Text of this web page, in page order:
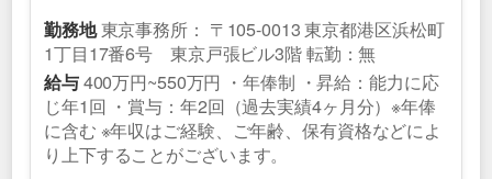
勤務地東京事務所： 〒105-0013 東京都港区浜松町
1丁目17番6号 東京戸張ビル3階 転勤：無
給与400万円~550万円 ・年俸制 ・昇給：能力に応
じ年1回 ・賞与：年2回（過去実績4ヶ月分）※年俸
に含む ※年収はご経験、ご年齢、保有資格などによ
り上下することがございます。